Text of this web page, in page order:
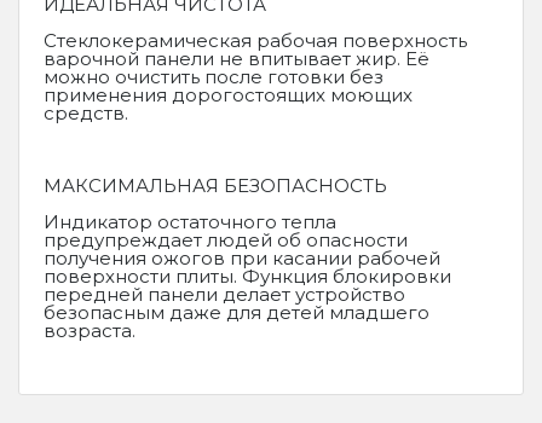
Стеклокерамическая рабочая поверхность
варочной панели не впитывает жир. Её
можно очистить после готовки без
применения дорогостоящих моющих
средств.
МАКСИМАЛЬНАЯ БЕЗОПАСНОСТЬ
Индикатор остаточного тепла
предупреждает людей об опасности
получения ожогов при касании рабочей
поверхности плиты. Функция блокировки
передней панели делает устройство
безопасным даже для детей младшего
возраста.